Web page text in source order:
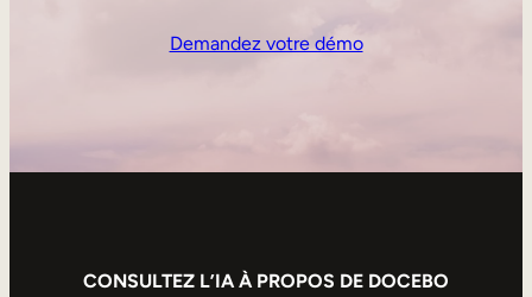
Demandez votre démo
CONSULTEZ L’IA À PROPOS DE DOCEBO